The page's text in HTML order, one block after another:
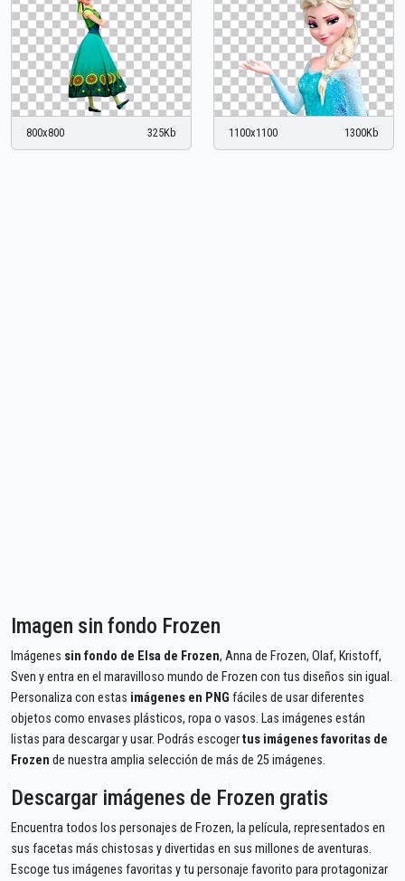
800x800 325Kb 1100x1100 1300Kb
Imagen sin fondo Frozen
Imágenes sin fondo de Elsa de Frozen, Anna de Frozen, Olaf, Kristoff,
Sven y entra en el maravilloso mundo de Frozen con tus diseños sin igual.
Personaliza con estas imágenes en PNG fáciles de usar diferentes
objetos como envases plásticos, ropa o vasos. Las imágenes están
listas para descargar y usar. Podrás escogertus imágenes favoritas de
Frozen de nuestra amplia selección de más de 25 imágenes.
Descargar imágenes de Frozen gratis
Encuentra todos los personajes de Frozen, la película, representados en
sus facetas más chistosas y divertidas en sus millones de aventuras.
Escoge tus imágenes favoritas y tu personaje favorito para protagonizar